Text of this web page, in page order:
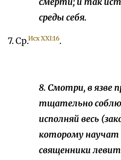
среды себя.
7. Ср.Исх XXI:16.
8. Смотри, в язве
тщательно
исполняй весь
которому научат
священники